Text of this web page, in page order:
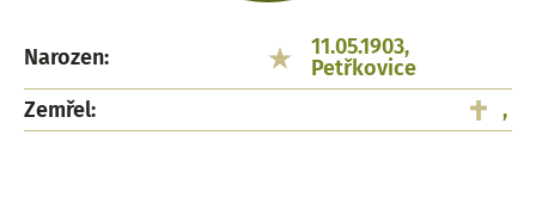
Narozen:
11.05.1903,
Petřkovice
Zemřel:
,